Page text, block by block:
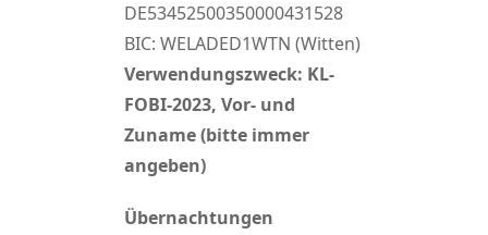
DE53452500350000431528
BIC: WELADED1WTN (Witten)
Verwendungszweck: KL-
FOBI-2023, Vor- und
Zuname (bitte immer
angeben)
Übernachtungen